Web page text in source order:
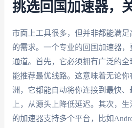
挑选回国加速器，
市面上工具很多，但并非都能满
的需求。一个专业的回国加速器
通道。首先，它必须拥有广泛的
能推荐最优线路。这意味着无论
洲，它都能自动将你连接到最快
上，从源头上降低延迟。其次，
的加速器支持多个平台，比如